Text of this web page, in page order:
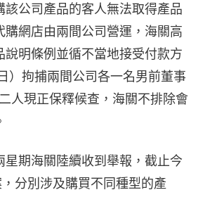
該公司產品的客人無法取得產品
購網店由兩間公司營運，海關高
說明條例並循不當地接受付款方
）拘捕兩間公司各一名男前董事
人現正保釋候查，海關不排除會
星期海關陸續收到舉報，截止今
分別涉及購買不同種型的產